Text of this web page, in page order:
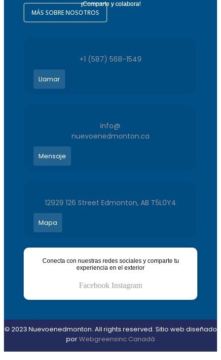
¡Comparte y colabora!
MÁS SOBRE NOSOTROS
+1 (587) 568-1549
Llamar
info@
nuevoenedmonton.ca
Mensaje
12929 126 Street Edmonton, AB T5L0Y4
Mapa
Conecta con nuestras redes sociales y comparte tu
experiencia en el exterior
Facebook Instagram
© 2023 Nuevoenedmonton. All rights reserved. Sitio web diseñado
porWebgreensinc Canadá